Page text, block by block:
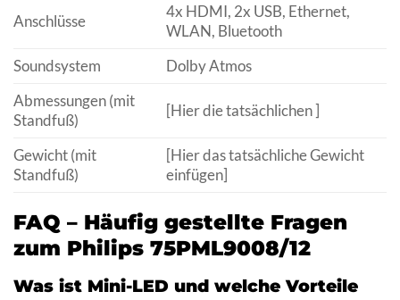
Anschlüsse
4x HDMI, 2x USB, Ethernet,
WLAN, Bluetooth
Soundsystem
Dolby Atmos
Abmessungen (mit
Standfuß)
[Hier die tatsächlichen ]
Gewicht (mit
Standfuß)
[Hier das tatsächliche Gewicht
einfügen]
FAQ – Häufig gestellte Fragen
zum Philips 75PML9008/12
Was ist Mini-LED und welche Vorteile